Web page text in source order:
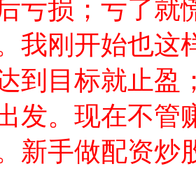
亏损；亏了就
我刚开始也这
到目标就止盈
发。现在不管
新手做配资炒